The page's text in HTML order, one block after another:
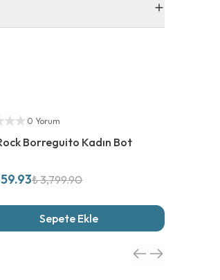
Satıcı
0 Yorum
Borreguito Kadın Bot
₺ 3,799.90
Sepete Ekle